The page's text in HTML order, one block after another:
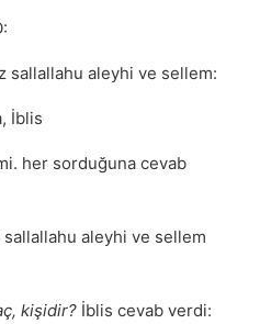
sallallahu aleyhi ve sellem:
İblis
her sorduğuna cevab
aleyhi ve sellem
kişidir? İblis cevab verdi: